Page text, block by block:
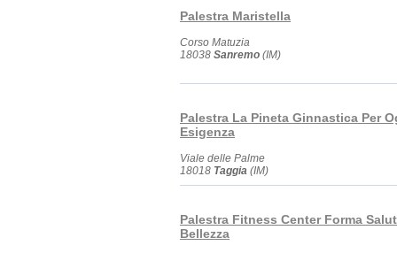
Palestra Maristella
Corso Matuzia
18038 Sanremo (IM)
Palestra La Pineta Ginnastica Per
Esigenza
Viale delle Palme
18018 Taggia (IM)
Palestra Fitness Center Forma
Bellezza